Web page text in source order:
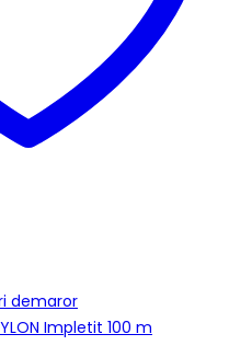
demaror
Impletit 100 m